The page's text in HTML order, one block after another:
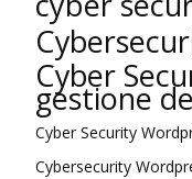
Cyber
gestione
Cyber Security
Cybersecurity